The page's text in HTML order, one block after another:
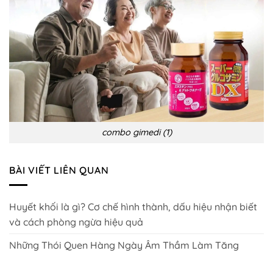
combo gimedi (1)
BÀI VIẾT LIÊN QUAN
Huyết khối là gì? Cơ chế hình thành, dấu hiệu nhận biết
và cách phòng ngừa hiệu quả
Những Thói Quen Hàng Ngày Âm Thầm Làm Tăng